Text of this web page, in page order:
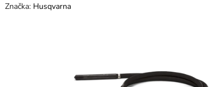
hodnotenie
Značka: Husqvarna